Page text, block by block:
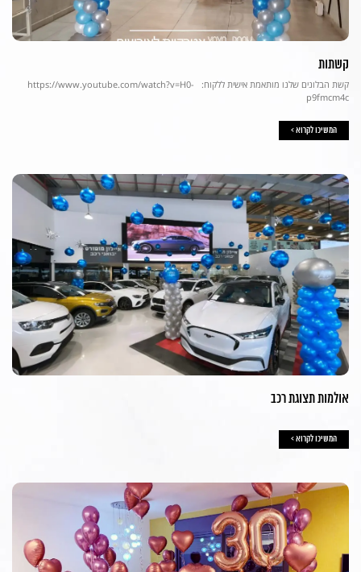
קשתות
קשת הבלונים שלנו מותאמת אישית ללקוח: https://www.youtube.com/watch?v=H0-
p9fmcm4c
המשיכו לקרוא >
אולמות תצוגת רכב
המשיכו לקרוא >